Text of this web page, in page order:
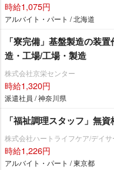
時給1,075円
アルバイト・パート / 北海道
「寮完備」基盤製造の装
造・工場/工場・製造
株式会社京栄センター
時給1,320円
派遣社員 / 神奈川県
「福祉調理スタッフ」無
株式会社ハートライフケア/デイサ
時給1,226円
アルバイト・パート / 東京都